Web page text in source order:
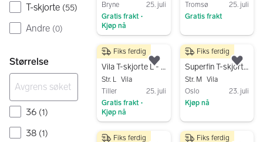
T-skjorte (55)
Andre (0)
Størrelse
36 (1)
38 (1)
Bryne
25. juli
Gratis frakt •
Kjøp nå
Tromsø
25. juli
Gratis frakt
Gå til annonsen
30 kr
Vila T-skjorte L - gratis frakt
Str. L Vila
Tiller
25. juli
Gratis frakt •
Kjøp nå
Fiks ferdig
Legg til som favoritt.
100 kr
Superfin T-skjorte fra Vila
Str. M
Vila
Oslo
23. juli
Kjøp nå
Fiks ferdig
Gå til annonsen
Fiks ferdig Fiks ferdig